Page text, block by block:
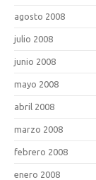
agosto 2008
julio 2008
junio 2008
mayo 2008
abril 2008
marzo 2008
febrero 2008
enero 2008